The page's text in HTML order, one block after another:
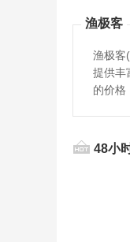
渔极客
渔极客
提供丰
的价格
48小